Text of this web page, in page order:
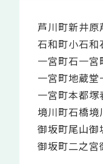
芦川町新井原
石和町小石和
一宮町石一宮
一宮町地蔵堂
一宮町本都塚
境川町石橋境
御坂町尾山御
御坂町二之宮